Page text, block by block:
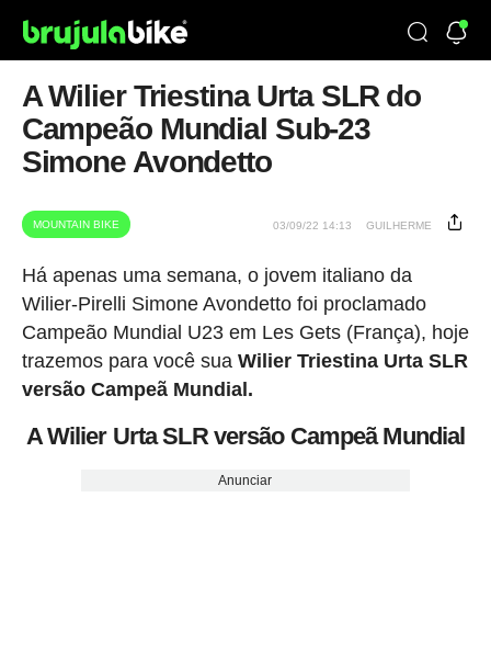
A Wilier Triestina Urta SLR do
Campeão Mundial Sub-23
Simone Avondetto
MOUNTAIN BIKE 03/09/22 14:13 GUILHERME
Há apenas uma semana, o jovem italiano da
Wilier-Pirelli Simone Avondetto foi proclamado
Campeão Mundial U23 em Les Gets (França), hoje
trazemos para você sua Wilier Triestina Urta SLR
versão Campeã Mundial.
A Wilier Urta SLR versão Campeã Mundial
Anunciar